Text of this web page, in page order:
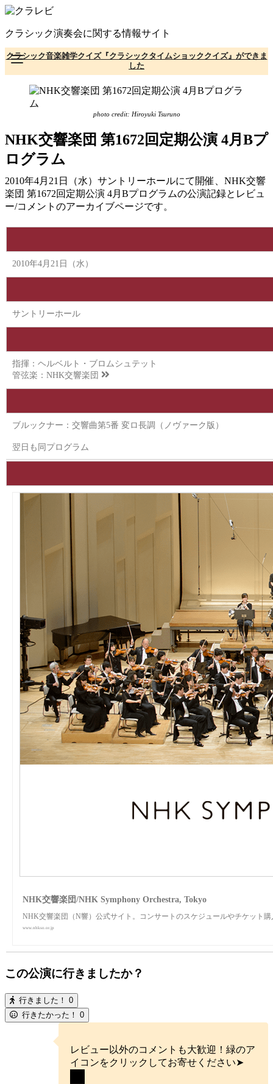
コ
テ
ン
ツ
へ
クラシック演奏会に関する情報サイト
クラシック音楽雑学クイズ『クラシックタイムショッククイズ』ができま
した
photo credit: Hiroyuki Tsuruno
NHK交響楽団 第1672回定期公演 4月Bプ
ログラム
2010年4月21日（水）サントリーホールにて開催、NHK交響
楽団 第1672回定期公演 4月Bプログラムの公演記録とレビュ
ー/コメントのアーカイブページです。
2010年4月21日（水）
サントリーホール
指揮：ヘルベルト・ブロムシュテット
管弦楽： NHK交響楽団
ブルックナー：交響曲第5番 変ロ長調（ノヴァーク版）
翌日も同プログラム
NHK交響楽団/NHK Symphony Orchestra, Tokyo
NHK交響楽団（N響）公式サイト。コンサートのスケジュールやチケット
www.nhkso.or.jp
この公演に行きましたか？
行きました！ 0
行きたかった！ 0
レビュー以外のコメントも大歓迎！緑のア
イコンをクリックしてお寄せください➤